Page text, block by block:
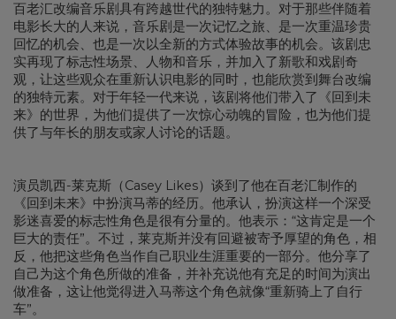
百老汇改编音乐剧具有跨越世代的独特魅力。对于那些伴随着
电影长大的人来说，音乐剧是一次记忆之旅、是一次重温珍贵
回忆的机会、也是一次以全新的方式体验故事的机会。该剧忠
实再现了标志性场景、人物和音乐，并加入了新歌和戏剧奇
观，让这些观众在重新认识电影的同时，也能欣赏到舞台改编
的独特元素。对于年轻一代来说，该剧将他们带入了《回到未
来》的世界，为他们提供了一次惊心动魄的冒险，也为他们提
供了与年长的朋友或家人讨论的话题。
演员凯西-莱克斯（Casey Likes）谈到了他在百老汇制作的
《回到未来》中扮演马蒂的经历。他承认，扮演这样一个深受
影迷喜爱的标志性角色是很有分量的。他表示：“这肯定是一个
巨大的责任”。不过，莱克斯并没有回避被寄予厚望的角色，相
反，他把这些角色当作自己职业生涯重要的一部分。他分享了
自己为这个角色所做的准备，并补充说他有充足的时间为演出
做准备，这让他觉得进入马蒂这个角色就像“重新骑上了自行
车”。